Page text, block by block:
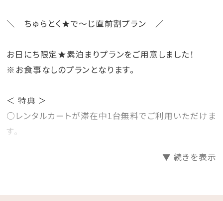
＼ ちゅらとく★で～じ直前割プラン ／
お日にち限定★素泊まりプランをご用意しました！
※お食事なしのプランとなります。
＜ 特典 ＞
○レンタルカートが滞在中1台無料でご利用いただけま
す。
・添い寝のお子様は、幼児（食事・布団なし）へ人数をご
▼ 続きを表示